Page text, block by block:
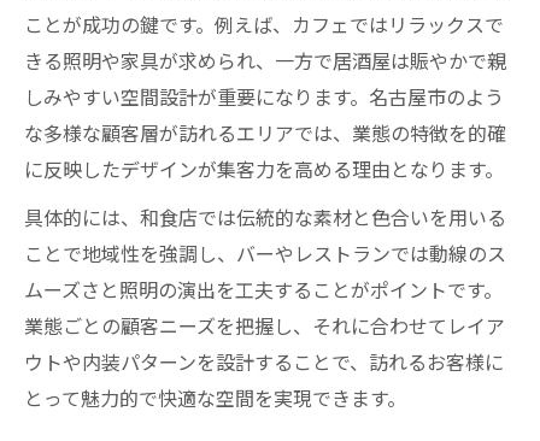
ことが成功の鍵です。例えば、カフェではリラックスで
きる照明や家具が求められ、一方で居酒屋は賑やかで親
しみやすい空間設計が重要になります。名古屋市のよう
な多様な顧客層が訪れるエリアでは、業態の特徴を的確
に反映したデザインが集客力を高める理由となります。
具体的には、和食店では伝統的な素材と色合いを用いる
ことで地域性を強調し、バーやレストランでは動線のス
ムーズさと照明の演出を工夫することがポイントです。
業態ごとの顧客ニーズを把握し、それに合わせてレイア
ウトや内装パターンを設計することで、訪れるお客様に
とって魅力的で快適な空間を実現できます。